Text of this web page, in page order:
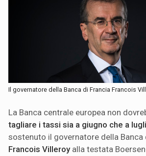
Il governatore della Banca di Francia Francois
La Banca centrale europea non
tagliare i tassi sia a giugno che a
sostenuto il governatore della Banca
Francois Villeroy alla testata